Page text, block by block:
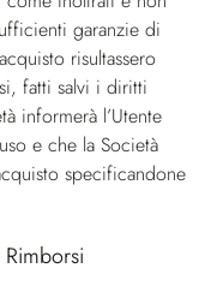
garanzie di
risultassero
fatti salvi i diritti
informerà l’Utente
e che la Società
specificandone